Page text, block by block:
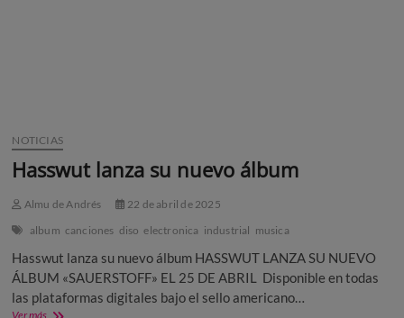
NOTICIAS
Hasswut lanza su nuevo álbum
Almu de Andrés
22 de abril de 2025
album canciones diso electronica industrial musica
Hasswut lanza su nuevo álbum HASSWUT LANZA SU NUEVO
ÁLBUM «SAUERSTOFF» EL 25 DE ABRIL Disponible en todas
las plataformas digitales bajo el sello americano…
Ver másHasswut